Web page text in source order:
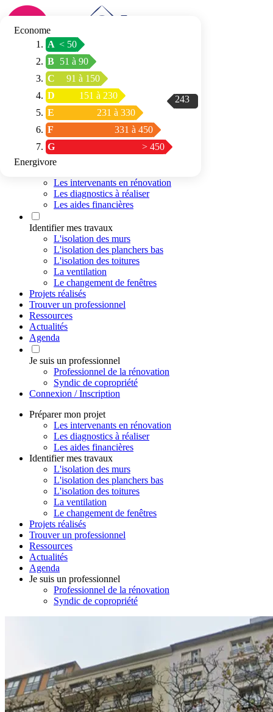
Connexion / Inscription
Trouver mon
espace conseil
Les intervenants en rénovation
Les diagnostics à réaliser
Les aides financières
Identifier mes travaux
L'isolation des murs
L'isolation des planchers bas
L'isolation des toitures
La ventilation
Le changement de fenêtres
Projets réalisés
Trouver un professionnel
Ressources
Actualités
Agenda
Je suis un professionnel
Professionnel de la rénovation
Syndic de copropriété
Connexion / Inscription
Préparer mon projet
Les intervenants en rénovation
Les diagnostics à réaliser
Les aides financières
Identifier mes travaux
L'isolation des murs
L'isolation des planchers bas
L'isolation des toitures
La ventilation
Le changement de fenêtres
Projets réalisés
Trouver un professionnel
Ressources
Actualités
Agenda
Je suis un professionnel
Professionnel de la rénovation
Syndic de copropriété
Econome
A < 50
B 51 à 90
C
91 à 150
D
151 à 230
E
231 à 330
F
331 à 450
G
> 450
243
Energivore